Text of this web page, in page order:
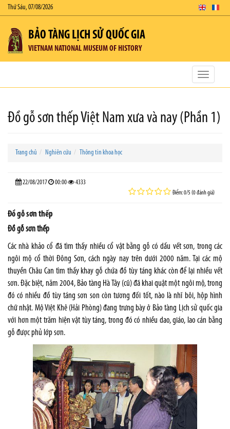
Thứ Sáu, 07/08/2026
BẢO TÀNG LỊCH SỬ QUỐC GIA
VIETNAM NATIONAL MUSEUM OF HISTORY
Toggle
Đồ gỗ sơn thếp Việt Nam xưa và nay (Phần 1)
Trang chủ Nghiên cứu Thông tin khoa học
22/08/2017 00:00 4333
Điểm: 0/5 (0 đánh giá)
Đồ gỗ sơn thếp
Đồ gỗ sơn thếp
Các nhà khảo cổ đã tìm thấy nhiều cổ vật bằng gỗ có dấu vết sơn, trong các
ngôi mộ cổ thời Đông Sơn, cách ngày nay trên dưới 2000 năm. Tại các mộ
thuyền Châu Can tìm thấy khay gỗ chứa đồ tùy táng khác còn để lại nhiều vết
sơn. Đặc biệt, năm 2004, Bảo tàng Hà Tây (cũ) đã khai quật một ngôi mộ, trong
đó có nhiều đồ tùy táng sơn son còn tương đối tốt, nào là nhĩ bôi, hộp hình
chữ nhật. Mộ Việt Khê (Hải Phòng) đang trưng bày ở Bảo tàng Lịch sử quốc gia
với hơn một trăm hiện vật tùy táng, trong đó có nhiều dao, giáo, lao cán bằng
gỗ được phủ lớp sơn.